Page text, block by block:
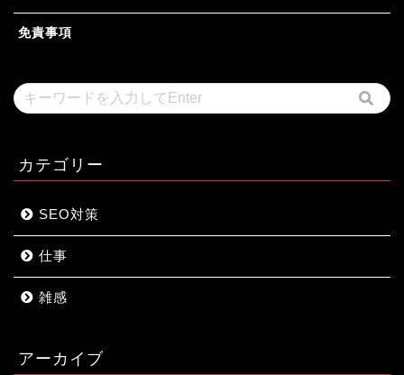
免責事項
カテゴリー
SEO対策
仕事
雑感
アーカイブ